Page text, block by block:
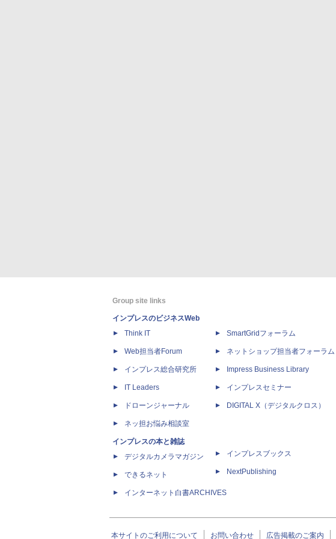
Group site links
インプレスのビジネスWeb
Think IT
Web担当者Forum
インプレス総合研究所
IT Leaders
ドローンジャーナル
ネッ担お悩み相談室
インプレスの本と雑誌
デジタルカメラマガジン
できるネット
インターネット白書ARCHIVES
SmartGridフォーラム
ネットショップ担当者フォーラム
Impress Business Library
インプレスセミナー
DIGITAL X（デジタルクロス）
インプレスブックス
NextPublishing
本サイトのご利用について お問い合わせ 広告掲載のご案内